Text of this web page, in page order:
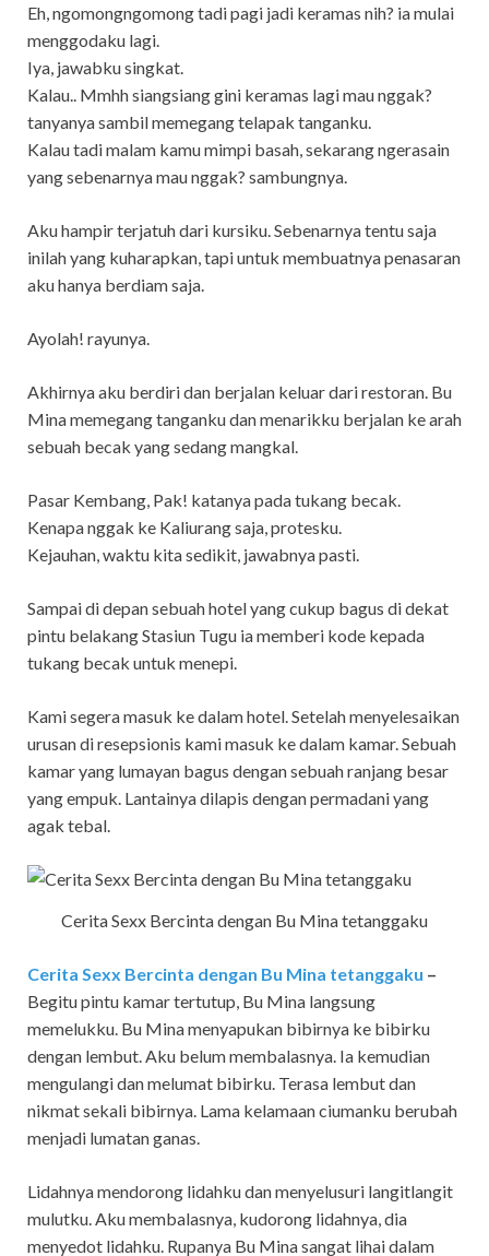
Eh, ngomongngomong tadi pagi jadi keramas nih? ia mulai
menggodaku lagi.
Iya, jawabku singkat.
Kalau.. Mmhh siangsiang gini keramas lagi mau nggak?
tanyanya sambil memegang telapak tanganku.
Kalau tadi malam kamu mimpi basah, sekarang ngerasain
yang sebenarnya mau nggak? sambungnya.
Aku hampir terjatuh dari kursiku. Sebenarnya tentu saja
inilah yang kuharapkan, tapi untuk membuatnya penasaran
aku hanya berdiam saja.
Ayolah! rayunya.
Akhirnya aku berdiri dan berjalan keluar dari restoran. Bu
Mina memegang tanganku dan menarikku berjalan ke arah
sebuah becak yang sedang mangkal.
Pasar Kembang, Pak! katanya pada tukang becak.
Kenapa nggak ke Kaliurang saja, protesku.
Kejauhan, waktu kita sedikit, jawabnya pasti.
Sampai di depan sebuah hotel yang cukup bagus di dekat
pintu belakang Stasiun Tugu ia memberi kode kepada
tukang becak untuk menepi.
Kami segera masuk ke dalam hotel. Setelah menyelesaikan
urusan di resepsionis kami masuk ke dalam kamar. Sebuah
kamar yang lumayan bagus dengan sebuah ranjang besar
yang empuk. Lantainya dilapis dengan permadani yang
agak tebal.
Cerita Sexx Bercinta dengan Bu Mina tetanggaku
Cerita Sexx Bercinta dengan Bu Mina tetanggaku –
Begitu pintu kamar tertutup, Bu Mina langsung
memelukku. Bu Mina menyapukan bibirnya ke bibirku
dengan lembut. Aku belum membalasnya. Ia kemudian
mengulangi dan melumat bibirku. Terasa lembut dan
nikmat sekali bibirnya. Lama kelamaan ciumanku berubah
menjadi lumatan ganas.
Lidahnya mendorong lidahku dan menyelusuri langitlangit
mulutku. Aku membalasnya, kudorong lidahnya, dia
menyedot lidahku. Rupanya Bu Mina sangat lihai dalam